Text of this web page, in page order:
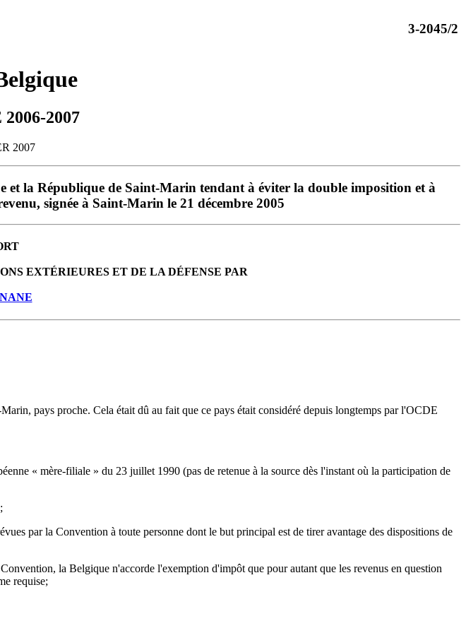
3-2045/2
2007
2007
et la République de Saint-Marin tendant à éviter la double imposition et à
signée à Saint-Marin le 21 décembre 2005
EXTÉRIEURES ET DE LA DÉFENSE PAR
pays proche. Cela était dû au fait que ce pays était considéré depuis longtemps par l'OCDE
« mère-filiale » du 23 juillet 1990 (pas de retenue à la source dès l'instant où la participation de
par la Convention à toute personne dont le but principal est de tirer avantage des dispositions de
la Belgique n'accorde l'exemption d'impôt que pour autant que les revenus en question
requise;